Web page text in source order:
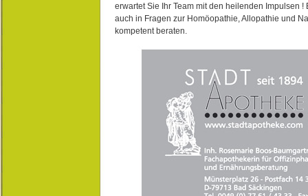
erwartet Sie Ihr Team mit den heilenden Impulsen !
auch in Fragen zur Homöopathie, Allopathie und
kompetent beraten.